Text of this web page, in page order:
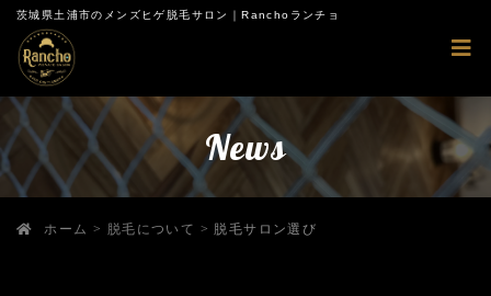
茨城県土浦市のメンズヒゲ脱毛サロン｜Ranchoランチョ
News
ホーム > 脱毛について > 脱毛サロン選び